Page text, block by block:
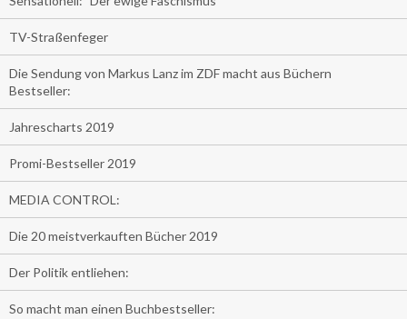
TV-Straßenfeger
Die Sendung von Markus Lanz im ZDF macht aus Büchern
Bestseller:
Jahrescharts 2019
Promi-Bestseller 2019
MEDIA CONTROL:
Die 20 meistverkauften Bücher 2019
Der Politik entliehen:
So macht man einen Buchbestseller: